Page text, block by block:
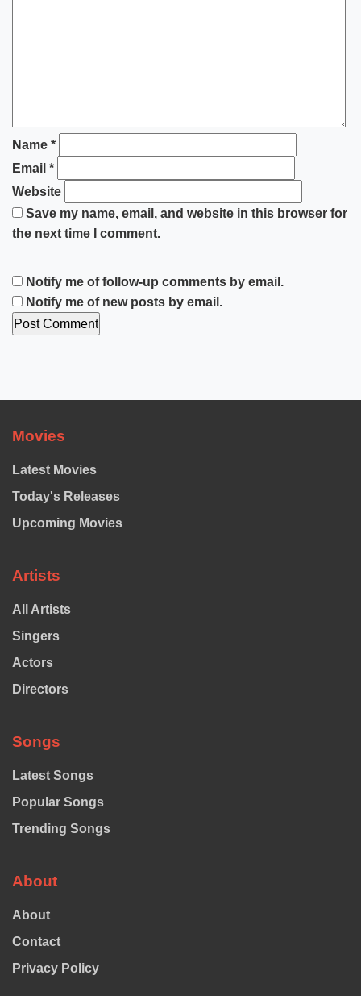
Name *
Email *
Website
Save my name, email, and website in this browser for
the next time I comment.
Notify me of follow-up comments by email.
Notify me of new posts by email.
Movies
Latest Movies
Today's Releases
Upcoming Movies
Artists
All Artists
Singers
Actors
Directors
Songs
Latest Songs
Popular Songs
Trending Songs
About
About
Contact
Privacy Policy